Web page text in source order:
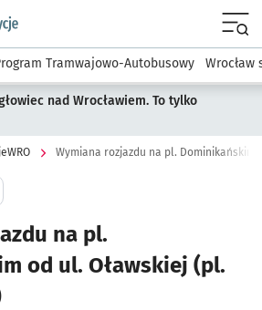
podserwis:
Tramwajowo-Autobusowy Wrocław
nad Wrocławiem. To tylko
Wymiana rozjazdu na pl. Dominikańskim
na pl.
od ul. Oławskiej (pl.